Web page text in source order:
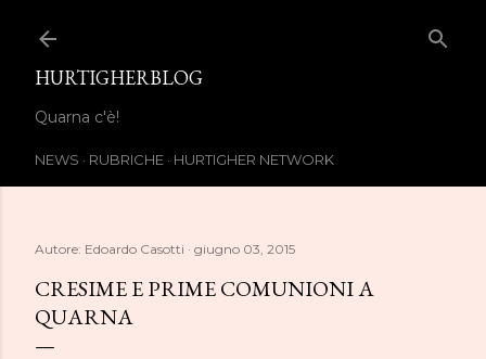
HURTIGHERBLOG
Quarna c'è!
NEWS RUBRICHE HURTIGHER NETWORK
Autore: Edoardo Casotti giugno 03, 2015
CRESIME E PRIME COMUNIONI A
QUARNA